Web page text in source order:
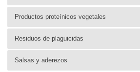
Productos proteínicos vegetales
Residuos de plaguicidas
Salsas y aderezos